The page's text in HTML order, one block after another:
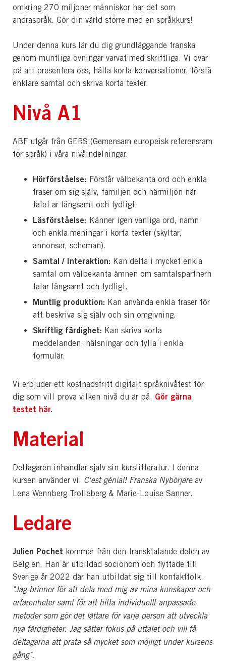
omkring 270 miljoner människor har det som
andraspråk. Gör din värld större med en språkkurs!
Under denna kurs lär du dig grundläggande franska
genom muntliga övningar varvat med skriftliga. Vi övar
på att presentera oss, hålla korta konversationer, förstå
enklare samtal och skriva korta texter.
Nivå A1
ABF utgår från GERS (Gemensam europeisk referensram
för språk) i våra nivåindelningar.
Hörförståelse: Förstår välbekanta ord och enkla
fraser om sig själv, familjen och närmiljön när
talet är långsamt och tydligt.
Läsförståelse: Känner igen vanliga ord, namn
och enkla meningar i korta texter (skyltar,
annonser, scheman).
Samtal / Interaktion: Kan delta i mycket enkla
samtal om välbekanta ämnen om samtalspartnern
talar långsamt och tydligt.
Muntlig produktion: Kan använda enkla fraser för
att beskriva sig själv och sin omgivning.
Skriftlig färdighet: Kan skriva korta
meddelanden, hälsningar och fylla i enkla
formulär.
Vi erbjuder ett kostnadsfritt digitalt språknivåtest för
dig som vill prova vilken nivå du är på. Gör gärna
testet här.
Material
Deltagaren inhandlar själv sin kurslitteratur. I denna
kursen använder vi: C'est génial! Franska Nybörjareav
Lena Wennberg Trolleberg & Marie-Louise Sanner.
Ledare
Julien Pochet kommer från den fransktalande delen av
Belgien. Han är utbildad socionom och flyttade till
Sverige år 2022 där han utbildat sig till kontakttolk.
"Jag brinner för att dela med mig av mina kunskaper och
erfarenheter samt för att hitta individuellt anpassade
metoder som gör det lättare för varje person att utveckla
nya färdigheter. Jag sätter fokus på uttalet och vill få
deltagarna att prata så mycket som möjligt under kursens
gång".